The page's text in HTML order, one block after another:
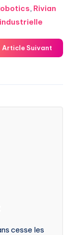
, Rivian
Article Suivant
cesse les